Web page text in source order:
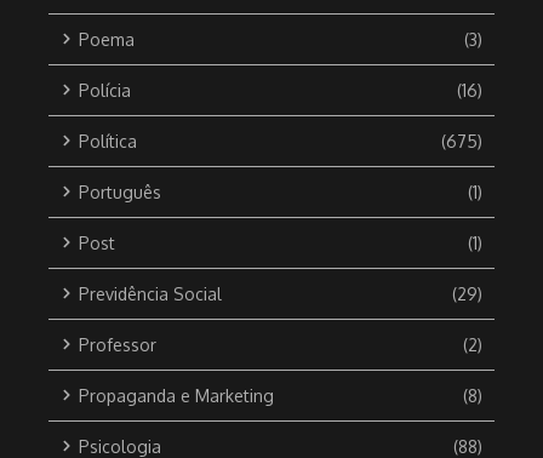
Poema (3)
Polícia (16)
Política (675)
Português (1)
Post (1)
Previdência Social (29)
Professor (2)
Propaganda e Marketing (8)
Psicologia (88)